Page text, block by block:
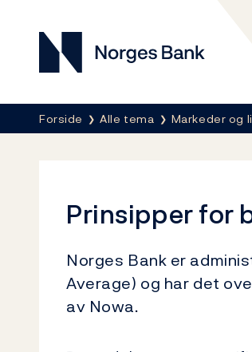
Norges Bank
Her er du nå:
Forside Alle tema Markeder og
Prinsipper for
Norges Bank er
Average) og har det
av Nowa.